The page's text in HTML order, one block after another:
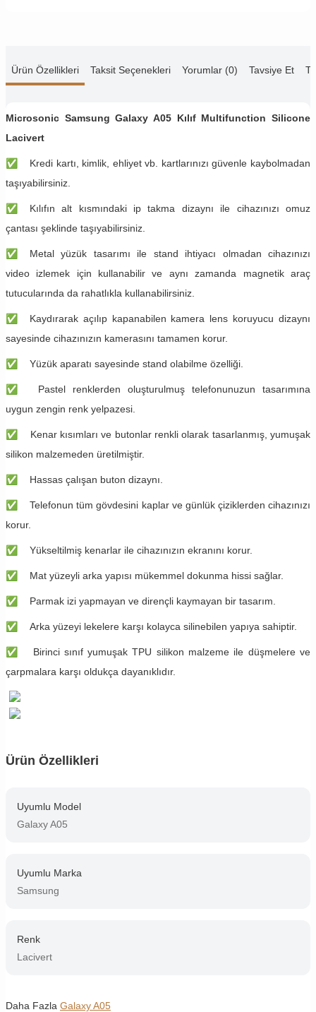
Ürün Özellikleri Taksit Seçenekleri Yorumlar (0) Tavsiye Et
Microsonic Samsung Galaxy A05 Kılıf Multifunction Silicone
Lacivert
✅ Kredi kartı, kimlik, ehliyet vb. kartlarınızı güvenle kaybolmadan
taşıyabilirsiniz.
✅ Kılıfın alt kısmındaki ip takma dizaynı ile cihazınızı omuz
çantası şeklinde taşıyabilirsiniz.
✅ Metal yüzük tasarımı ile stand ihtiyacı olmadan cihazınızı
video izlemek için kullanabilir ve aynı zamanda magnetik araç
tutucularında da rahatlıkla kullanabilirsiniz.
✅ Kaydırarak açılıp kapanabilen kamera lens koruyucu dizaynı
sayesinde cihazınızın kamerasını tamamen korur.
✅ Yüzük aparatı sayesinde stand olabilme özelliği.
✅ Pastel renklerden oluşturulmuş telefonunuzun tasarımına
uygun zengin renk yelpazesi.
✅ Kenar kısımları ve butonlar renkli olarak tasarlanmış, yumuşak
silikon malzemeden üretilmiştir.
✅ Hassas çalışan buton dizaynı.
✅Telefonun tüm gövdesini kaplar ve günlük çiziklerden cihazınızı
korur.
✅ Yükseltilmiş kenarlar ile cihazınızın ekranını korur.
✅ Mat yüzeyli arka yapısı mükemmel dokunma hissi sağlar.
✅ Parmak izi yapmayan ve dirençli kaymayan bir tasarım.
✅ Arka yüzeyi lekelere karşı kolayca silinebilen yapıya sahiptir.
✅ Birinci sınıf yumuşak TPU silikon malzeme ile düşmelere ve
çarpmalara karşı oldukça dayanıklıdır.
Ürün Özellikleri
Uyumlu Model
Galaxy A05
Uyumlu Marka
Samsung
Renk
Lacivert
Daha Fazla Galaxy A05